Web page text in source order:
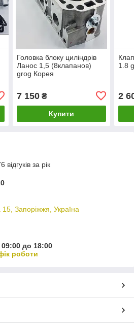
Головка блоку циліндрів
Ланос 1,5 (8клапанов)
grog Корея
7 150₴
Купити
1.8
2
за рік
Запоріжжя, Україна
до 18:00
роботи